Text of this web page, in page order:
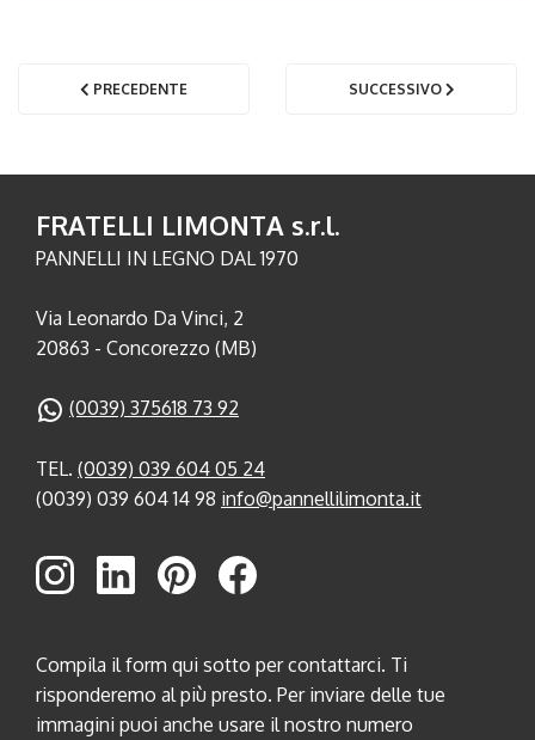
PRECEDENTE SUCCESSIVO
FRATELLI LIMONTA s.r.l.
PANNELLI IN LEGNO DAL 1970
Via Leonardo Da Vinci, 2
20863 - Concorezzo (MB)
(0039) 375618 73 92
TEL. (0039) 039 604 05 24
(0039) 039 604 14 98 info@pannellilimonta.it
Compila il form qui sotto per contattarci. Ti
risponderemo al più presto. Per inviare delle tue
immagini puoi anche usare il nostro numero